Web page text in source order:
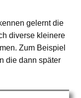
gelernt die
diverse kleinere
Zum Beispiel
die dann später